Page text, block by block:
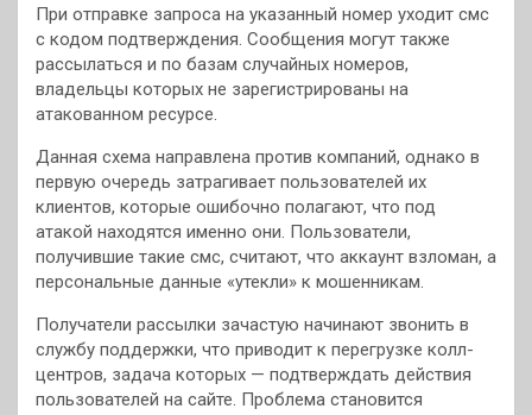
При отправке запроса на указанный номер уходит смс
с кодом подтверждения. Сообщения могут также
рассылаться и по базам случайных номеров,
владельцы которых не зарегистрированы на
атакованном ресурсе.
Данная схема направлена против компаний, однако в
первую очередь затрагивает пользователей их
клиентов, которые ошибочно полагают, что под
атакой находятся именно они. Пользователи,
получившие такие смс, считают, что аккаунт взломан, а
персональные данные «утекли» к мошенникам.
Получатели рассылки зачастую начинают звонить в
службу поддержки, что приводит к перегрузке колл-
центров, задача которых — подтверждать действия
пользователей на сайте. Проблема становится